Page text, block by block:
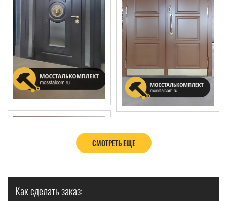
СМОТРЕТЬ ЕЩЕ
Как сделать заказ: